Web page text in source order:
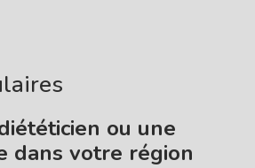
ou une
dans votre région